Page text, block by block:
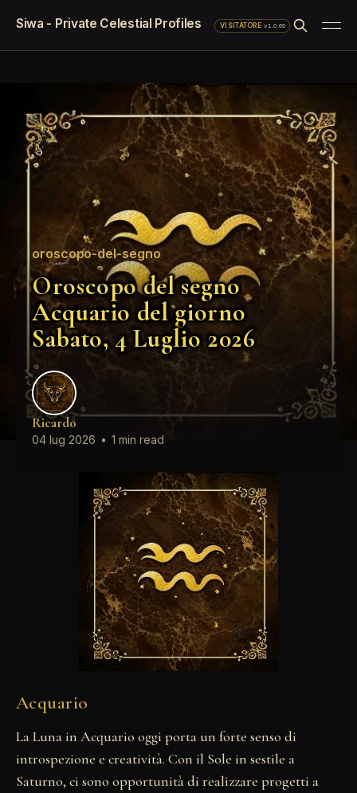
Siwa - Private Celestial Profiles VISITATORE·v1.0.69
oroscopo-del-segno
Oroscopo del segno
Acquario del giorno
Sabato, 4 Luglio 2026
Ricardo
04 lug 2026 • 1 min read
Acquario
La Luna in Acquario oggi porta un forte senso di
introspezione e creatività. Con il Sole in sestile a
Saturno, ci sono opportunità di realizzare progetti a